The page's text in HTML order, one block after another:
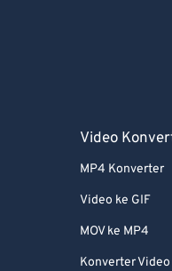
Video
MP4 Konverter
Video ke GIF
MOV ke MP4
Konverter Video